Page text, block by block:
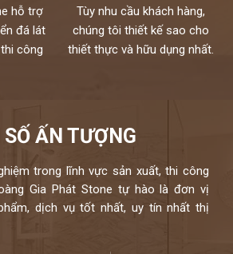
hỗ trợ
đá lát
công
Tùy nhu cầu khách hàng,
chúng tôi thiết kế sao cho
thiết thực và hữu dụng nhất.
ẤN TƯỢNG
trong lĩnh vực sản xuất, thi công
Gia Phát Stone tự hào là đơn vị
dịch vụ tốt nhất, uy tín nhất thị